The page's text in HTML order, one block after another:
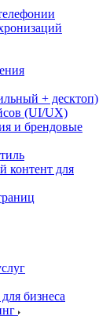
+ десктоп)
(UI/UX)
и брендовые
контент для
бизнеса